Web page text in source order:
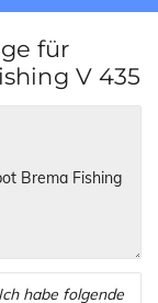
o
l
e
a
für
V 435